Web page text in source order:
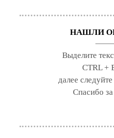
НАШЛИ
Выделите
CTRL +
далее
Спасибо